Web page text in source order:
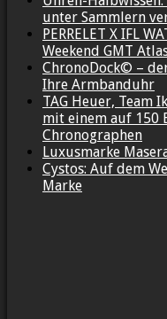
unter Sammlern
PERRELET X IFL
Weekend GMT
ChronoDock© –
Ihre Armbanduhr
TAG Heuer, Team
mit einem auf 150
Chronographen
Luxusmarke
Cystos: Auf dem
Marke